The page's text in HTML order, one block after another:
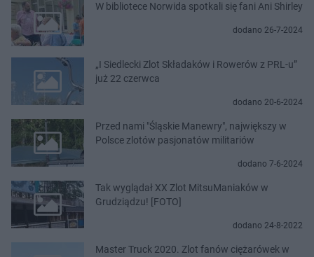
W bibliotece Norwida spotkali się fani Ani Shirley
dodano 26-7-2024
„I Siedlecki Zlot Składaków i Rowerów z PRL-u”
już 22 czerwca
dodano 20-6-2024
Przed nami "Śląskie Manewry", największy w
Polsce zlotów pasjonatów militariów
dodano 7-6-2024
Tak wyglądał XX Zlot MitsuManiaków w
Grudziądzu! [FOTO]
dodano 24-8-2022
Master Truck 2020. Zlot fanów ciężarówek w